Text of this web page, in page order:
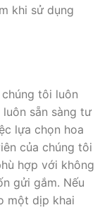
khi sử dụng
chúng tôi luôn
sẵn sàng tư
lựa chọn hoa
của chúng tôi
hợp với không
gửi gắm. Nếu
một dịp khai